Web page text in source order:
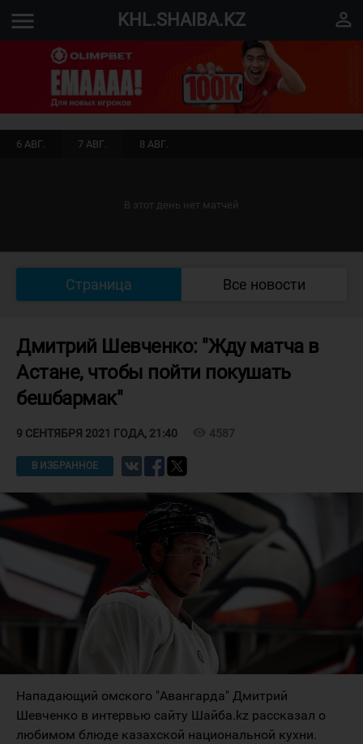
menu KHL.SHAIBA.KZ perm_identity
6 АВГ. 7 АВГ. 8 АВГ.
В этот день нет матчей
Страница Все новости
Дмитрий Шевченко: "Жду матча в
Астане, чтобы пойти покушать
бешбармак"
9 СЕНТЯБРЯ 2021 ГОДА, 21:40 4587
В ИЗБРАННОЕ
Нападающий омского "Авангарда" Дмитрий
Шевченко в интервью сайту Шайба.kz рассказал о
любимом блюде казахской национальной кухни.